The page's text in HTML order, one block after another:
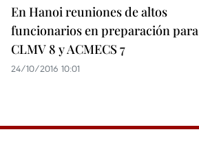
En Hanoi reuniones de altos
funcionarios en preparación para
CLMV 8 y ACMECS 7
24/10/2016 10:01